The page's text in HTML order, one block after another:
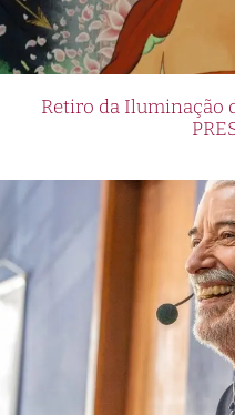
Retiro da Iluminação